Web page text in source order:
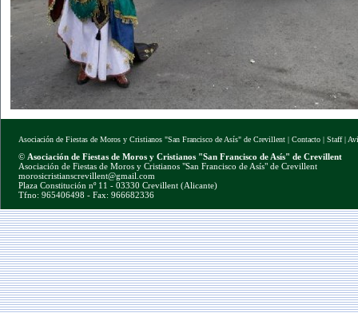
Asociación de Fiestas de Moros y Cristianos "San Francisco de Asís" de Crevillent | Contacto | Staff|
© Asociación de Fiestas de Moros y Cristianos "San Francisco de Asís" de Crevillent
Asociación de Fiestas de Moros y Cristianos "San Francisco de Asís" de Crevillent
morosicristianscrevillent@gmail.com
Plaza Constitución nº 11 - 03330 Crevillent (Alicante)
Tfno: 965406498 - Fax: 966682336